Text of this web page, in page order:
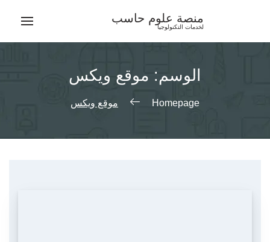
منصة علوم حاسب
لخدمات التكنولوجيا
الوسم: موقع ويكس
Homepage موقع ويكس